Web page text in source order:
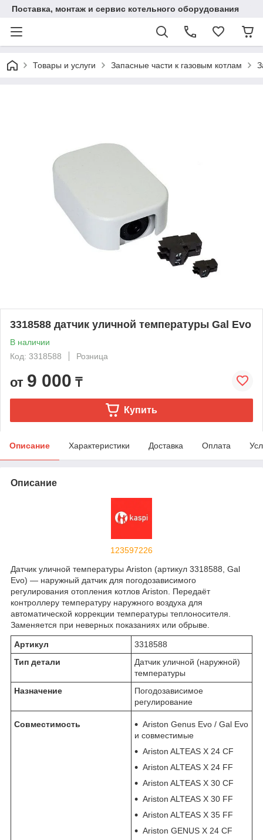
Поставка, монтаж и сервис котельного оборудования
Товары и услуги Запасные части к газовым котлам
3318588 датчик уличной температуры Gal Evo
В наличии
Код: 3318588
Розница
от 9 000 ₸
Купить
Описание Характеристики Доставка Оплата
Описание
123597226
Датчик уличной температуры Ariston (артикул 3318588, Gal
Evo) — наружный датчик для погодозависимого
регулирования отопления котлов Ariston. Передаёт
контроллеру температуру наружного воздуха для
автоматической коррекции температуры теплоносителя.
Заменяется при неверных показаниях или обрыве.
Артикул
3318588
Тип детали
Датчик уличной (наружной)
температуры
Назначение
Погодозависимое
регулирование
Совместимость
Ariston Genus Evo / Gal Evo
и совместимые
Ariston ALTEAS X 24 CF
Ariston ALTEAS X 24 FF
Ariston ALTEAS X 30 CF
Ariston ALTEAS X 30 FF
Ariston ALTEAS X 35 FF
Ariston GENUS X 24 CF